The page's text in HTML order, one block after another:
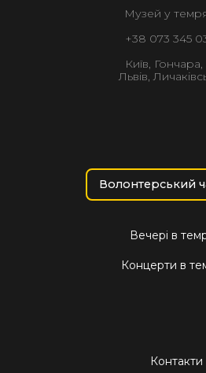
Музей у
+38 073 345
Київ,
Львів,
Волонтерський
Вечері в
Концерти в
Контакти